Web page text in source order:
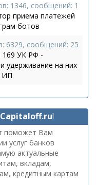
1346, сообщений: 1
приема платежей
ботов
6329, сообщений: 25
169 УК РФ -
удерживание на них
ИП
Capitaloff.ru!
поможет Вам
услуг банков
актуальные
вкладам,
кредитным картам